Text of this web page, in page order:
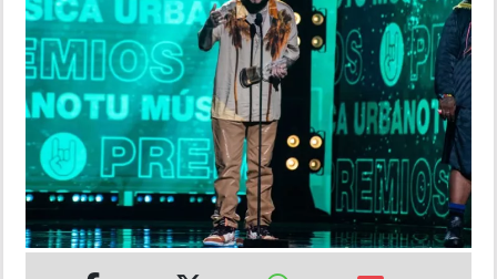
DEPORTES
MUNDO
INSÓLITAS
MULTIMEDIA